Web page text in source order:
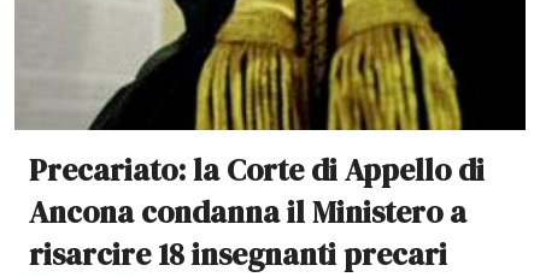
Precariato: la Corte di Appello di
Ancona condanna il Ministero a
risarcire 18 insegnanti precari